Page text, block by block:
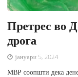
Претрес во
дрога
јануари 5, 2024
МВР соопшти дека